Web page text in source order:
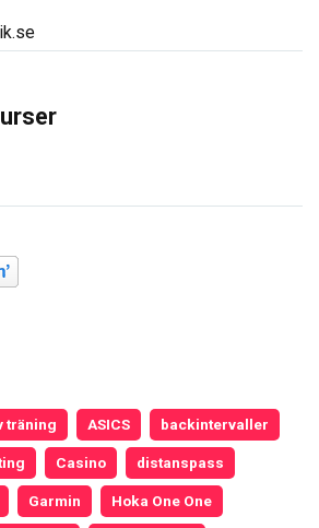
träning ASICS backintervaller
Casino distanspass
Garmin Hoka One One